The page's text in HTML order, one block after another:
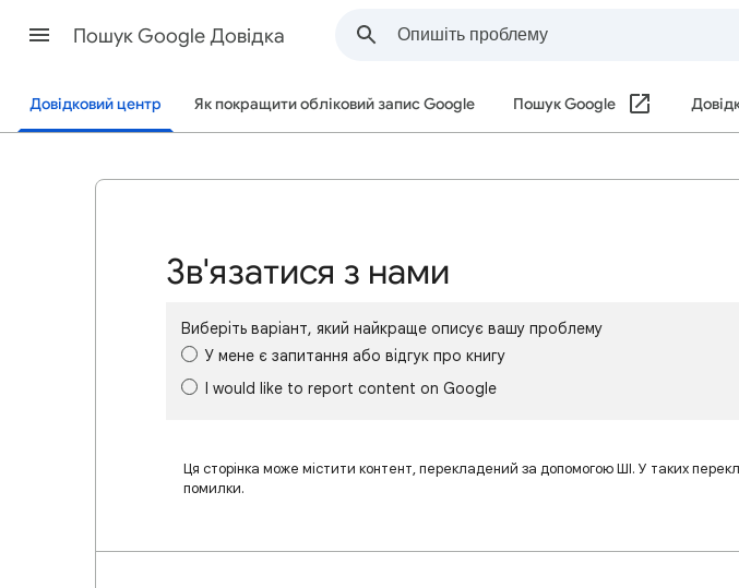
Пошук Google Довідка
Довідковий центр Як покращити обліковий запис Google Пошук Google
Зв'язатися з нами
Виберіть варіант, який найкраще описує вашу проблему
У мене є запитання або відгук про книгу
I would like to report content on Google
Ця сторінка може містити контент, перекладений за допомогою ШІ. У таких
помилки.